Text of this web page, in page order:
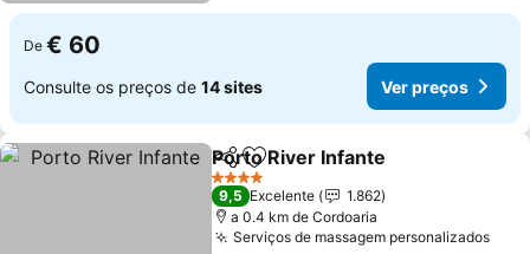
De € 60
Consulte os preços de 14 sites Ver preços
PartilharAdicionar aos favoritos
Porto River Infante
4 Estrelas
9,5 Excelente
1.862
a 0.4 km de Cordoaria
Serviços de massagem personalizados